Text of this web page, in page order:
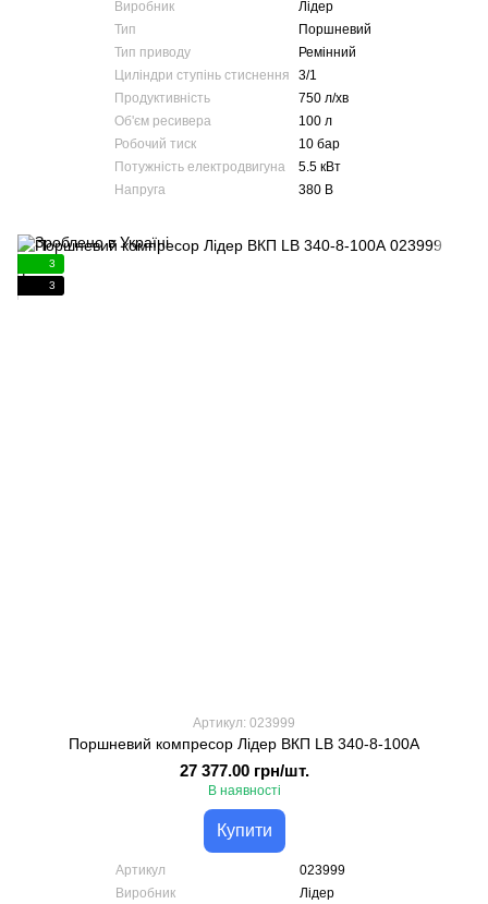
Виробник
Лідер
Тип
Поршневий
Тип приводу
Ремінний
Циліндри ступінь стиснення
3/1
Продуктивність
750 л/хв
Об'єм ресивера
100 л
Робочий тиск
10 бар
Потужність електродвигуна
5.5 кВт
Напруга
380 В
3
3
Артикул: 023999
Поршневий компресор Лідер ВКП LB 340-8-100А
27 377.00 грн/шт.
В наявності
Купити
Артикул
023999
Виробник
Лідер